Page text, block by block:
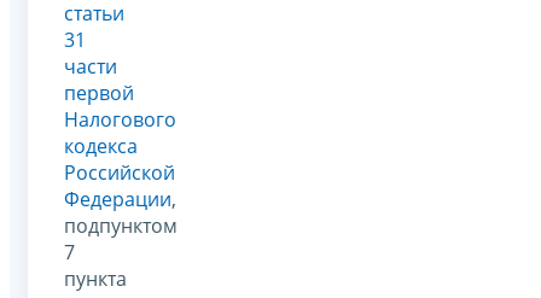
статьи
31
части
первой
Налогового
кодекса
Российской
Федерации,
подпунктом
7
пункта